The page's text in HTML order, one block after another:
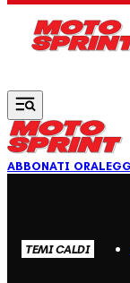
ABBONATI ORA
TEMI CALDI